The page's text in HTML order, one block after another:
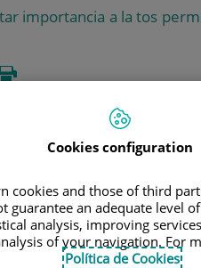
importancia a la tos
médicas y
bien conocido. Sin
retrasar la recuperación,
Quirónsalud Torrevieja y
con otros procesos
. ¿Tú también has cometido
Cookies configuration
cookies and those of third
guarantee an adequate level
analysis, improving
of your navigation. For
Política de Cookies